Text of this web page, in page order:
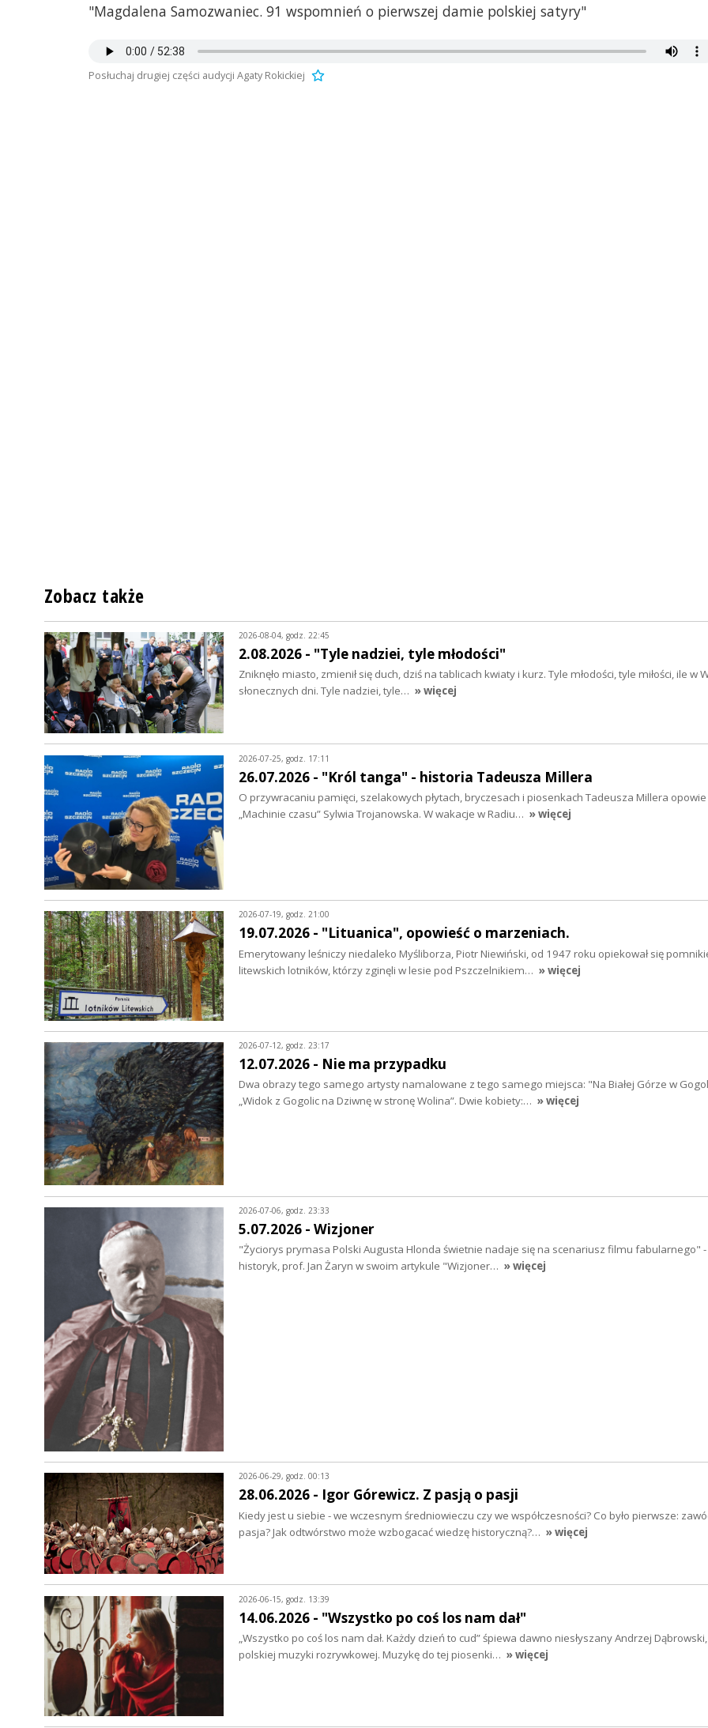
"Magdalena Samozwaniec. 91 wspomnień o pierwszej damie polskiej satyry"
Posłuchaj drugiej części audycji Agaty Rokickiej
Zobacz także
2026-08-04, godz. 22:45
2.08.2026 - "Tyle nadziei, tyle młodości"
Zniknęło miasto, zmienił się duch, dziś na tablicach kwiaty i kurz. Tyle młodości, tyle miłości, ile w
słonecznych dni. Tyle nadziei, tyle… » więcej
2026-07-25, godz. 17:11
26.07.2026 - "Król tanga" - historia Tadeusza Millera
O przywracaniu pamięci, szelakowych płytach, bryczesach i piosenkach Tadeusza Millera opowie
„Machinie czasu” Sylwia Trojanowska. W wakacje w Radiu… » więcej
2026-07-19, godz. 21:00
19.07.2026 - "Lituanica", opowieść o marzeniach.
Emerytowany leśniczy niedaleko Myśliborza, Piotr Niewiński, od 1947 roku opiekował się
litewskich lotników, którzy zginęli w lesie pod Pszczelnikiem… » więcej
2026-07-12, godz. 23:17
12.07.2026 - Nie ma przypadku
Dwa obrazy tego samego artysty namalowane z tego samego miejsca: "Na Białej Górze w
„Widok z Gogolic na Dziwnę w stronę Wolina”. Dwie kobiety:… » więcej
2026-07-06, godz. 23:33
5.07.2026 - Wizjoner
"Życiorys prymasa Polski Augusta Hlonda świetnie nadaje się na scenariusz filmu fabularnego"
historyk, prof. Jan Żaryn w swoim artykule "Wizjoner… » więcej
2026-06-29, godz. 00:13
28.06.2026 - Igor Górewicz. Z pasją o pasji
Kiedy jest u siebie - we wczesnym średniowieczu czy we współczesności? Co było pierwsze:
pasja? Jak odtwórstwo może wzbogacać wiedzę historyczną?… » więcej
2026-06-15, godz. 13:39
14.06.2026 - "Wszystko po coś los nam dał"
„Wszystko po coś los nam dał. Każdy dzień to cud” śpiewa dawno niesłyszany Andrzej
polskiej muzyki rozrywkowej. Muzykę do tej piosenki… » więcej